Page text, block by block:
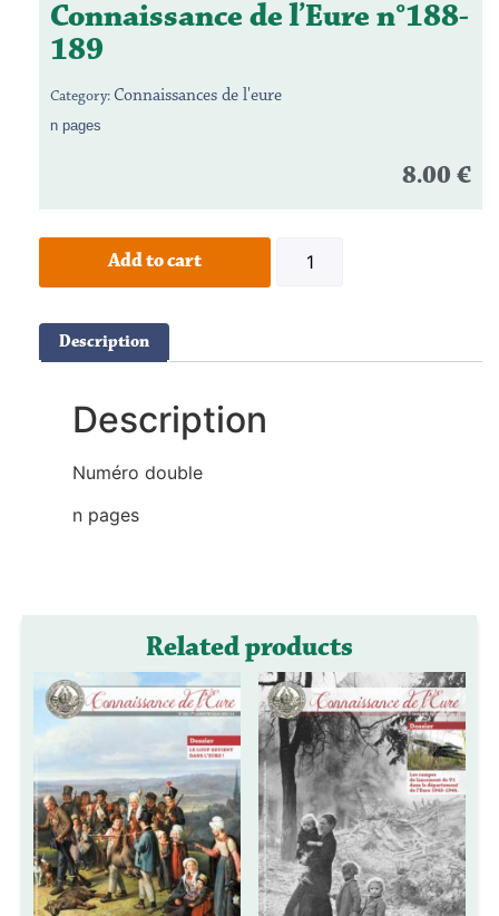
Connaissance de l’Eure n°188-
189
Category: Connaissances de l'eure
n pages
8.00 €
Add to cart
Description
Description
Numéro double
n pages
Related products